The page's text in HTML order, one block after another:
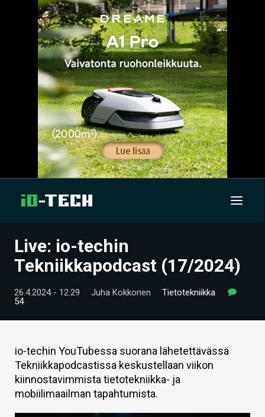
UUTISET
VIDEOT
TIETOA
HINTA.FI
Live: io-techin
Tekniikkapodcast (17/2024)
26.4.2024 - 12:29 Juha Kokkonen
Tietotekniikka
54
io-techin YouTubessa suorana lähetettävässä
Tekniikkapodcastissa keskustellaan viikon
kiinnostavimmista tietotekniikka- ja
mobiilimaailman tapahtumista.